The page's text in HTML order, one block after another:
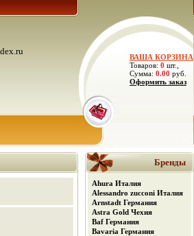
ВАША КОРЗИНА
Товаров: 0 шт.,
Сумма: 0.00 руб.
Оформить заказ
Бренды
Ahura Италия
Alessandro zucconi Италия
Arnstadt Германия
Astra Gold Чехия
Baf Германия
Bavaria Германия